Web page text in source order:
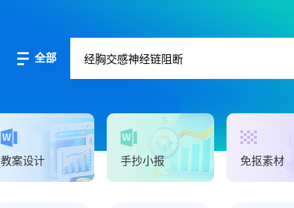
全部
教案设计 手抄小报 免抠素材